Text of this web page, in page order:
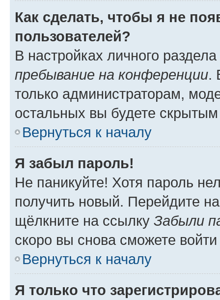
Как сделать, чтобы я не
пользователей?
В настройках личного
пребывание на конференции.
только администраторам,
остальных вы будете
Вернуться к началу
Я забыл пароль!
Не паникуйте! Хотя пароль
получить новый. Перейдите
щёлкните на ссылку Забыли
скоро вы снова сможете
Вернуться к началу
Я только что